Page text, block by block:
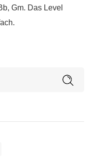
Gm. Das Level